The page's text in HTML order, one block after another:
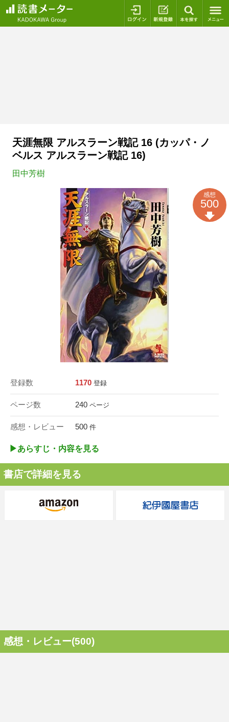
ログイン 新規登録
天涯無限 アルスラーン戦記 16 (カッパ・ノ
ベルス アルスラーン戦記 16)
田中芳樹
登録数 1170 登録
ページ数 240 ページ
感想・レビュー 500 件
感想
500
▶︎あらすじ・内容を見る
書店で詳細を見る
感想・レビュー(500)